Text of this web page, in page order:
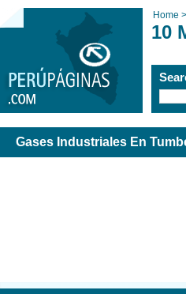
Home >
10
Gases Industriales En